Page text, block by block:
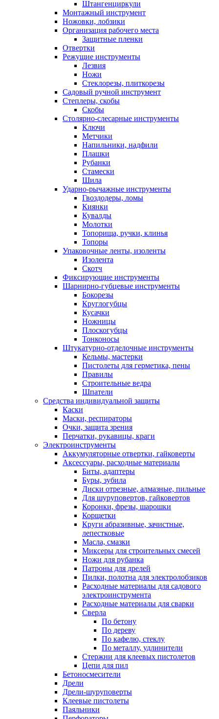
Штангенциркули
Монтажный инструмент
Ножовки, лобзики
Организация рабочего места
Защитные пленки
Отвертки
Режущие инструменты
Лезвия
Ножи
Стеклорезы, плиткорезы
Садовый ручной инструмент
Степлеры, скобы
Скобы
Столярно-слесарные инструменты
Ключи
Метчики
Напильники, надфили
Плашки
Рубанки
Стамески
Шила
Ударно-рычажные инструменты
Гвоздодеры, ломы
Киянки
Кувалды
Молотки
Топорища, ручки, клинья
Топоры
Упаковочные ленты, изоленты
Изолента
Скотч
Фиксирующие инструменты
Шарнирно-губцевые инструменты
Бокорезы
Круглогубцы
Кусачки
Ножницы
Плоскогубцы
Тонконосы
Штукатурно-отделочные инструменты
Кельмы, мастерки
Пистолеты для герметика, пены
Правилы
Строительные ведра
Шпатели
Средства индивидуальной защиты
Каски
Маски, респираторы
Очки, защита зрения
Перчатки, рукавицы, краги
Электроинструменты
Аккумуляторные отвертки, гайковерты
Аксессуары, расходные материалы
Биты, адаптеры
Буры, зубила
Диски отрезные, алмазные, пильные
Для шуруповертов, гайковертов
Коронки, фрезы, шарошки
Корщетки
Круги абразивные, зачистные,
лепестковые
Масла, смазки
Миксеры для строительных смесей
Ножи для рубанка
Патроны для дрелей
Пилки, полотна для электролобзиков
Расходные материалы для садового
электроинструмента
Расходные материалы для сварки
Сверла
По бетону
По дереву
По кафелю, стеклу
По металлу, удлинители
Стержни для клеевых пистолетов
Цепи для пил
Бетоносмесители
Дрели
Дрели-шуруповерты
Клеевые пистолеты
Паяльники